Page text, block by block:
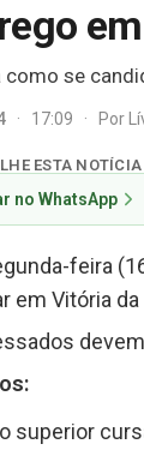
como se
· 17:09 · Por
ESTA NOTÍCIA
no WhatsApp
feira
em Vitória
superior